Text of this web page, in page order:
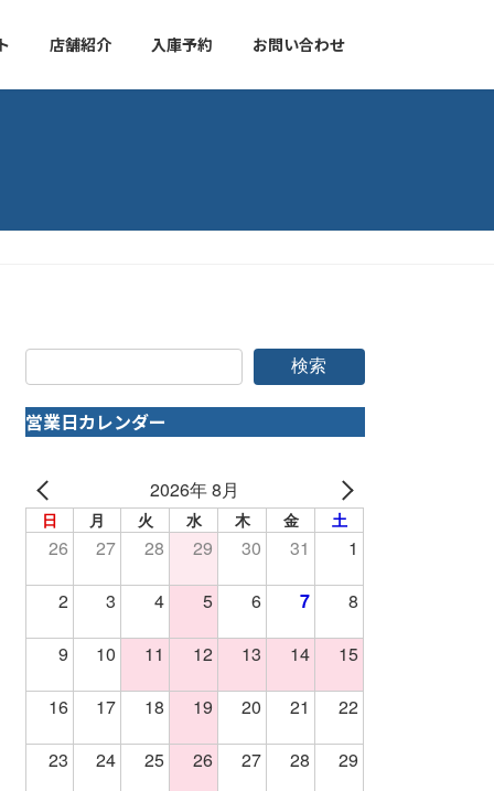
店舗紹介 入庫予約 お問い合わせ
検索
営業日カレンダー
2026年 8月
日 月 火 水 木 金 土
26 27 28 29 30 31 1
2 3 4 5 6 7 8
9 10 11 12 13 14 15
16 17 18 19 20 21 22
23 24 25 26 27 28 29